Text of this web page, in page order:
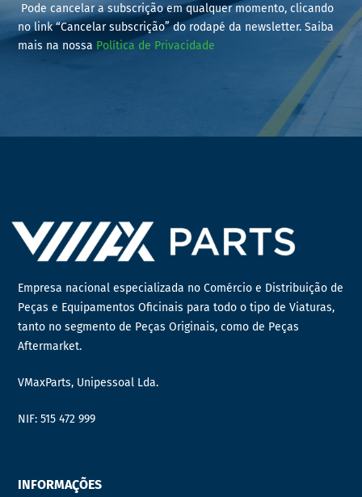
Pode cancelar a subscrição em qualquer momento, clicando
no link “Cancelar subscrição” do rodapé da newsletter. Saiba
mais na nossa Política de Privacidade
Empresa nacional especializada no Comércio e Distribuição de
Peças e Equipamentos Oficinais para todo o tipo de Viaturas,
tanto no segmento de Peças Originais, como de Peças
Aftermarket.
VMaxParts, Unipessoal Lda.
NIF: 515 472 999
INFORMAÇÕES